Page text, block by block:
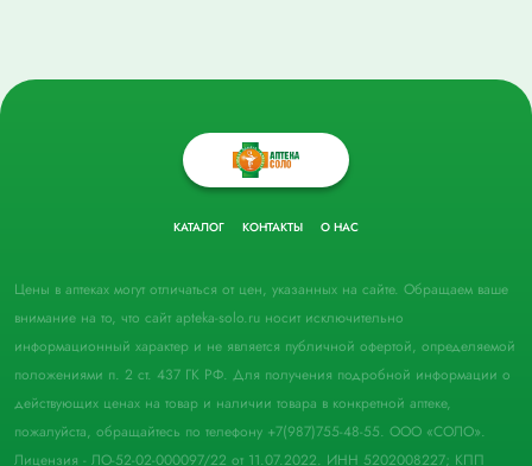
КАТАЛОГ КОНТАКТЫ О НАС
Цены в аптеках могут отличаться от цен, указанных на сайте. Обращаем ваше
внимание на то, что сайт apteka-solo.ru носит исключительно
информационный характер и не является публичной офертой, определяемой
положениями п. 2 ст. 437 ГК РФ. Для получения подробной информации о
действующих ценах на товар и наличии товара в конкретной аптеке,
пожалуйста, обращайтесь по телефону +7(987)755-48-55. ООО «СОЛО».
Лицензия - ЛО-52-02-000097/22 от 11.07.2022. ИНН 5202008227; КПП